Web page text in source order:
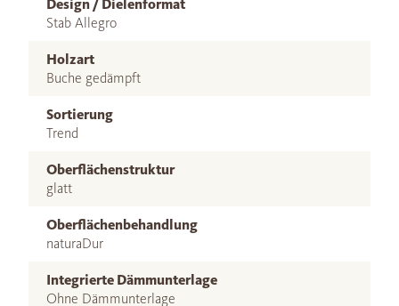
Design / Dielenformat
Stab Allegro
Holzart
Buche gedämpft
Sortierung
Trend
Oberflächenstruktur
glatt
Oberflächenbehandlung
naturaDur
Integrierte Dämmunterlage
Ohne Dämmunterlage